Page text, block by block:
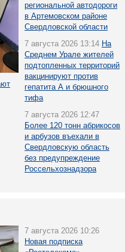
региональной автодороги
в Артемовском районе
Свердловской области
7 августа 2026 13:14 На
Среднем Урале жителей
подтопленных территорий
вакцинируют против
гепатита А и брюшного
тифа
7 августа 2026 12:47
Более 120 тонн абрикосов
и арбузов въехали в
Свердловскую область
без предупреждение
Россельхознадзора
7 августа 2026 10:26
Новая подписка